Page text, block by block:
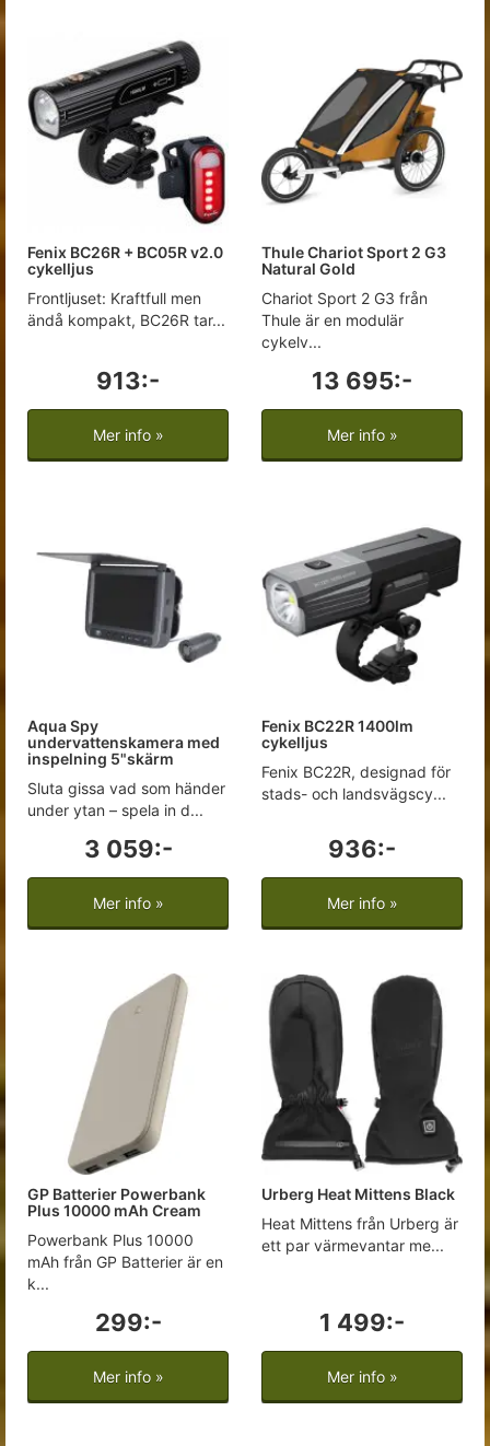
Fenix BC26R + BC05R v2.0
cykelljus
Frontljuset: Kraftfull men
ändå kompakt, BC26R tar...
913:-
Mer info »
Thule Chariot Sport 2 G3
Natural Gold
Chariot Sport 2 G3 från
Thule är en modulär
cykelv...
13 695:-
Mer info »
Aqua Spy
undervattenskamera med
inspelning 5"skärm
Sluta gissa vad som händer
under ytan – spela in d...
3 059:-
Mer info »
Fenix BC22R 1400lm
cykelljus
Fenix ​​BC22R, designad för
stads- och landsvägscy...
936:-
Mer info »
GP Batterier Powerbank
Plus 10000 mAh Cream
Powerbank Plus 10000
mAh från GP Batterier är en
k...
299:-
Mer info »
Urberg Heat Mittens Black
Heat Mittens från Urberg är
ett par värmevantar me...
1 499:-
Mer info »